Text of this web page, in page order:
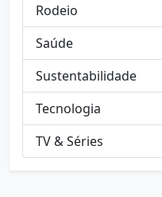
Rodeio
Saúde
Sustentabilidade
Tecnologia
TV & Séries